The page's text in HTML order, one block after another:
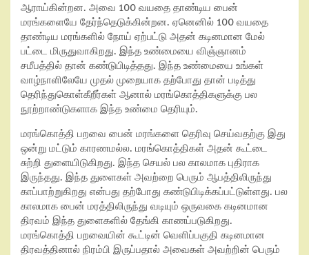
ஆராய்கின்றன. அவை 100 வயதை தாண்டிய பைன்
மரங்களையே தேர்ந்தெடுக்கின்றன. ஏனெனில் 100 வயதை
தாண்டிய மரங்களில் நோய் ஏற்பட்டு அதன் கடினமான மேல்
பட்டை மிருதுவாகிறது. இந்த உண்மையை விஞ்ஞானம்
சமீபத்தில் தான் கண்டுபிடித்தது. இந்த உண்மையை உங்கள்
வாழ்நாளிலேயே முதல் முறையாக தற்போது தான் படித்து
தெரிந்துகொள்கீறீர்கள் ஆனால் மரங்கொத்திகளுக்கு பல
நூற்றாண்டுகளாக இந்த உண்மை தெரியும்.
மரங்கொத்தி பறவை பைன் மரங்களை தெரிவு செய்வதற்கு இது
ஒன்று மட்டும் காரணமல்ல. மரங்கொத்திகள் அதன் கூட்டை
சுற்றி துளையிடுகிறது. இந்த செயல் பல காலமாக புதிராக
இருந்தது. இந்த துளைகள் அவற்றை பெரும் ஆபத்திலிருந்து
காப்பாற்றுகிறது என்பது தற்போது கண்டுபிடிக்கப்பட்டுள்ளது. பல
காலமாக பைன் மரத்திலிருந்து வடியும் ஒருவகை கடினமான
திரவம் இந்த துளைகளில் தேங்கி காணப்படுகிறது.
மரங்கொத்தி பறவையின் கூட்டின் வெளிப்பகுதி கடினமான
திரவத்தினால் நிரம்பி இருப்பதால் அவைகள் அவற்றின் பெரும்